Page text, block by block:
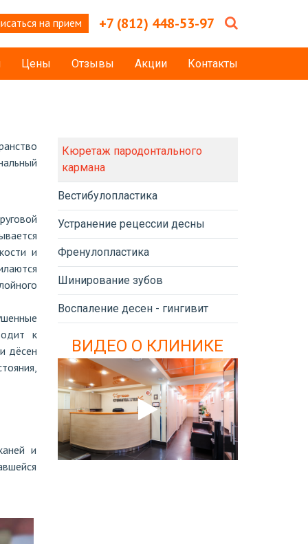
на прием +7 (812) 448-53-97
Цены Отзывы Акции Контакты
и
к
дёсен
и
Кюретаж пародонтального
кармана
Вестибулопластика
Устранение рецессии десны
Френулопластика
Шинирование зубов
Воспаление десен - гингивит
ВИДЕО О КЛИНИКЕ